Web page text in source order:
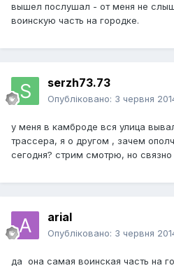
вышел послушал - от меня не
воинскую часть на городке.
serzh73.73
Опубліковано: 3 червня
у меня в камброде вся улица
трассера, я о другом , зачем
сегодня? стрим смотрю, но связно
arial
Опубліковано: 3 червня
да она самая воинская часть на